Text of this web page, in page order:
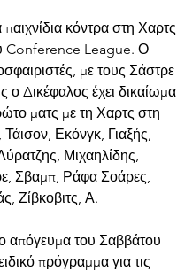
κόντρα στη Χαρτς
Conference League. Ο
με τους Σάστρε
Δικέφαλος έχει δικαίωμα
ματς με τη Χαρτς στη
Εκόνγκ, Γιαξής,
Μιχαηλίδης,
Σβαμπ, Ράφα Σοάρες,
Ζίβκοβιτς, Α.
απόγευμα του Σαββάτου
πρόγραμμα για τις